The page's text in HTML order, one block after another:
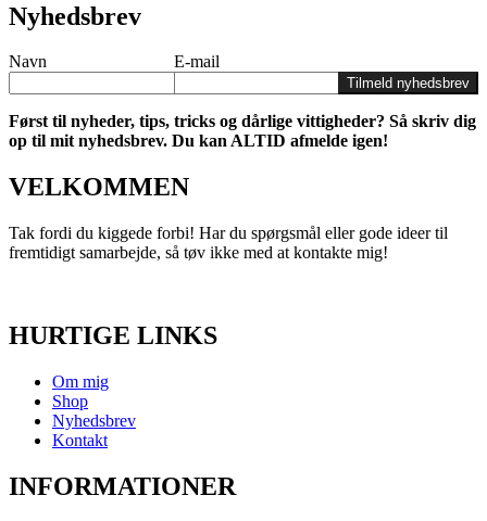
Nyhedsbrev
Navn E-mail
Tilmeld nyhedsbrev
Først til nyheder, tips, tricks og dårlige vittigheder? Så skriv dig
op til mit nyhedsbrev. Du kan ALTID afmelde igen!
VELKOMMEN
Tak fordi du kiggede forbi! Har du spørgsmål eller gode ideer til
fremtidigt samarbejde, så tøv ikke med at kontakte mig!
HURTIGE LINKS
Om mig
Shop
Nyhedsbrev
Kontakt
INFORMATIONER